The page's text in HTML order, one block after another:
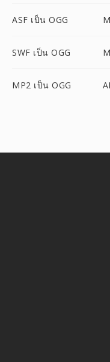
ASF เป็น OGG
SWF เป็น OGG
MP2 เป็น OGG